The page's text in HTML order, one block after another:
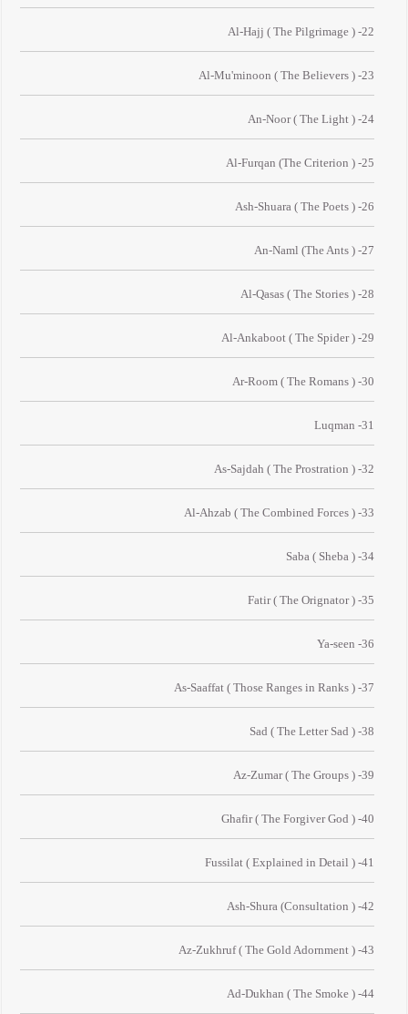
22- Al-Hajj ( The Pilgrimage )
23- Al-Mu'minoon ( The Believers )
24- An-Noor ( The Light )
25- Al-Furqan (The Criterion )
26- Ash-Shuara ( The Poets )
27- An-Naml (The Ants )
28- Al-Qasas ( The Stories )
29- Al-Ankaboot ( The Spider )
30- Ar-Room ( The Romans )
31- Luqman
32- As-Sajdah ( The Prostration )
33- Al-Ahzab ( The Combined Forces )
34- Saba ( Sheba )
35- Fatir ( The Orignator )
36- Ya-seen
37- As-Saaffat ( Those Ranges in Ranks )
38- Sad ( The Letter Sad )
39- Az-Zumar ( The Groups )
40- Ghafir ( The Forgiver God )
41- Fussilat ( Explained in Detail )
42- Ash-Shura (Consultation )
43- Az-Zukhruf ( The Gold Adornment )
44- Ad-Dukhan ( The Smoke )